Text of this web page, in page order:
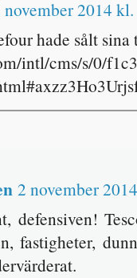
november 2014
hade sålt
intl/cms/s/0/
2 november
defensiven!
fastigheter,